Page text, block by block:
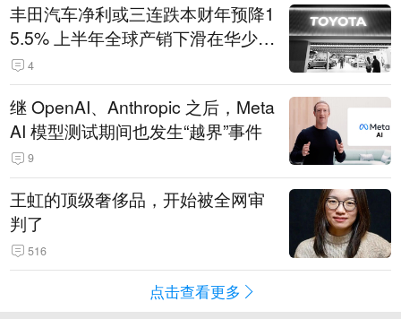
丰田汽车净利或三连跌本财年预降1
5.5% 上半年全球产销下滑在华少卖
14.3万辆
4
继 OpenAI、Anthropic 之后，Meta
AI 模型测试期间也发生“越界”事件
9
王虹的顶级奢侈品，开始被全网审
判了
516
点击查看更多